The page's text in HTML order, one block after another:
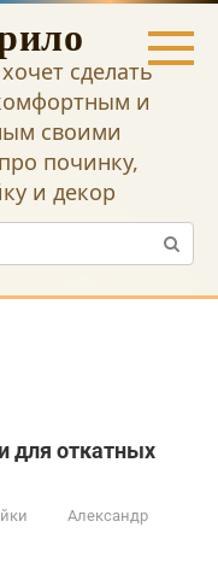
сделать
и
своими
починку,
и декор
для откатных
Александр